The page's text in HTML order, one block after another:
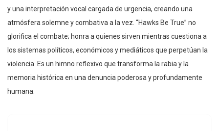
y una interpretación vocal cargada de urgencia, creando una
atmósfera solemne y combativa a la vez. “Hawks Be True” no
glorifica el combate; honra a quienes sirven mientras cuestiona a
los sistemas políticos, económicos y mediáticos que perpetúan la
violencia. Es un himno reflexivo que transforma la rabia y la
memoria histórica en una denuncia poderosa y profundamente
humana.